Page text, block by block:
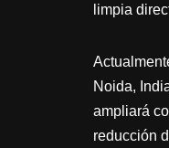
limpia
Noida,
ampliará
reducción